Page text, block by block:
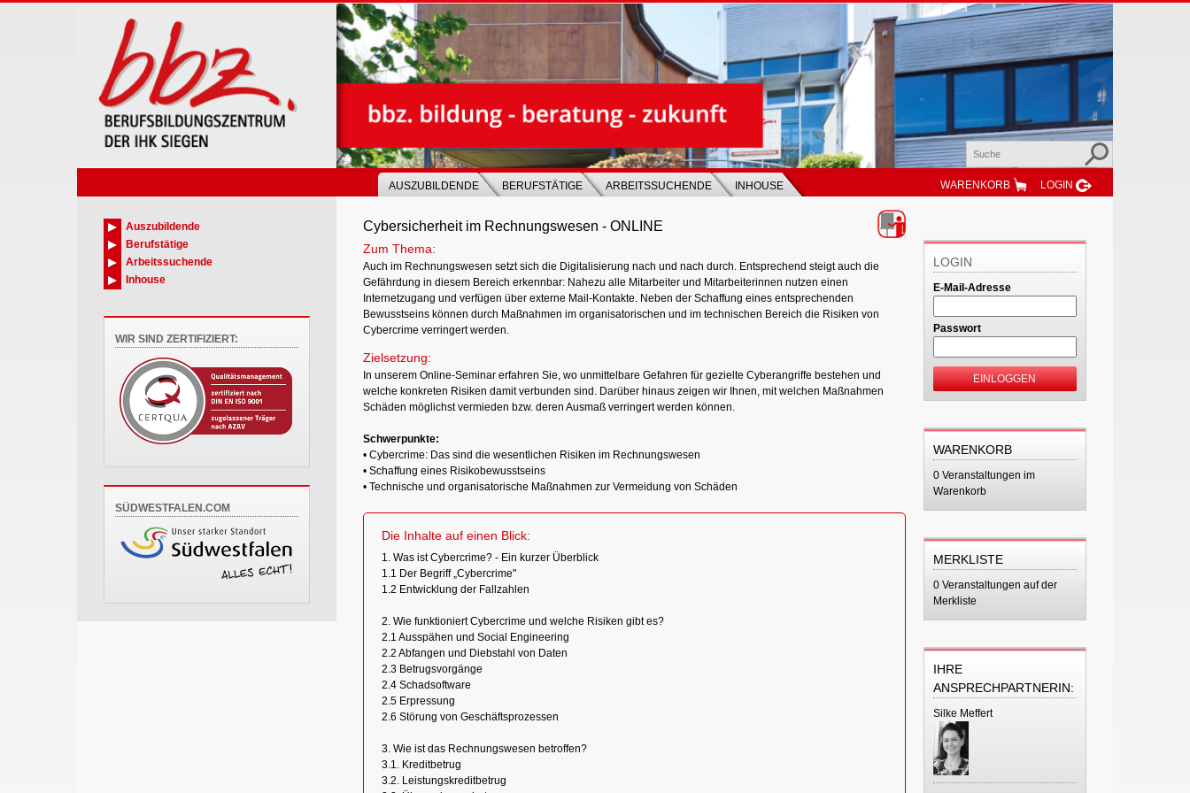
AUSZUBILDENDE BERUFSTÄTIGE ARBEITSSUCHENDE INHOUSE WARENKORB LOGIN
Cybersicherheit im Rechnungswesen - ONLINE
Zum Thema:
Auch im Rechnungswesen setzt sich die Digitalisierung nach und nach durch. Entsprechend steigt auch die
Gefährdung in diesem Bereich erkennbar: Nahezu alle Mitarbeiter und Mitarbeiterinnen nutzen einen
Internetzugang und verfügen über externe Mail-Kontakte. Neben der Schaffung eines entsprechenden
Bewusstseins können durch Maßnahmen im organisatorischen und im technischen Bereich die Risiken von
Cybercrime verringert werden.
Zielsetzung:
In unserem Online-Seminar erfahren Sie, wo unmittelbare Gefahren für gezielte Cyberangriffe bestehen und
welche konkreten Risiken damit verbunden sind. Darüber hinaus zeigen wir Ihnen, mit welchen Maßnahmen
Schäden möglichst vermieden bzw. deren Ausmaß verringert werden können.
Schwerpunkte:
• Cybercrime: Das sind die wesentlichen Risiken im Rechnungswesen
• Schaffung eines Risikobewusstseins
• Technische und organisatorische Maßnahmen zur Vermeidung von Schäden
Die Inhalte auf einen Blick:
1. Was ist Cybercrime? - Ein kurzer Überblick
1.1 Der Begriff „Cybercrime"
1.2 Entwicklung der Fallzahlen
2. Wie funktioniert Cybercrime und welche Risiken gibt es?
2.1 Ausspähen und Social Engineering
2.2 Abfangen und Diebstahl von Daten
2.3 Betrugsvorgänge
2.4 Schadsoftware
2.5 Erpressung
2.6 Störung von Geschäftsprozessen
3. Wie ist das Rechnungswesen betroffen?
3.1. Kreditbetrug
3.2. Leistungskreditbetrug
LOGIN
E-Mail-Adresse
Passwort
EINLOGGEN
WARENKORB
0 Veranstaltungen im
Warenkorb
MERKLISTE
0 Veranstaltungen auf der
Merkliste
IHRE
ANSPRECHPARTNERIN:
Silke Meffert
Auszubildende
Berufstätige
Arbeitssuchende
Inhouse
WIR SIND ZERTIFIZIERT:
SÜDWESTFALEN.COM